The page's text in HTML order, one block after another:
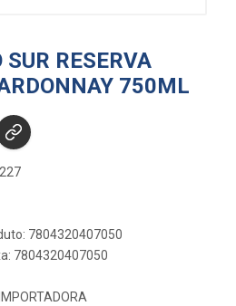
RESERVA
750ML
7804320407050
7804320407050